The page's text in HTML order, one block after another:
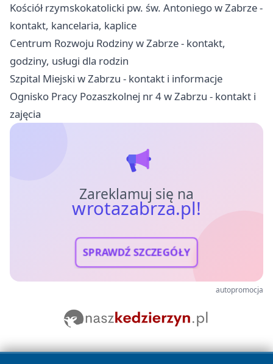
Kościół rzymskokatolicki pw. św. Antoniego w Zabrze -
kontakt, kancelaria, kaplice
Centrum Rozwoju Rodziny w Zabrze - kontakt,
godziny, usługi dla rodzin
Szpital Miejski w Zabrzu - kontakt i informacje
Ognisko Pracy Pozaszkolnej nr 4 w Zabrzu - kontakt i
zajęcia
Zareklamuj się na
wrotazabrza.pl!
SPRAWDŹ SZCZEGÓŁY
autopromocja